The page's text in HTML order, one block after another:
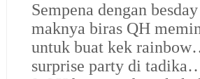
Sempena dengan
maknya biras QH
untuk buat kek
surprise party di